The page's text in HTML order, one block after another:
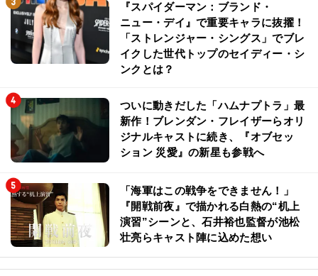
『スパイダーマン：ブランド・
ニュー・デイ』で重要キャラに抜擢！
「ストレンジャー・シングス」でブレ
イクした世代トップのセイディー・シ
ンクとは？
ついに動きだした「ハムナプトラ」最
新作！ブレンダン・フレイザーらオリ
ジナルキャストに続き、『オブセッ
ション 災愛』の新星も参戦へ
「海軍はこの戦争をできません！」
『開戦前夜』で描かれる白熱の“机上
演習”シーンと、石井裕也監督が池松
壮亮らキャスト陣に込めた想い